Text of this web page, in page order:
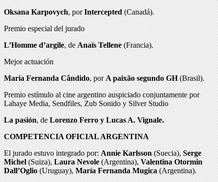
Oksana Karpovych, porIntercepted (Canadá).
Premio especial del jurado
L’Homme d’argile, de Anaïs Tellene (Francia).
Mejor actuación
Maria Fernanda Cândido, porA paixão segundo GH(Brasil).
Premio estímulo al cine argentino auspiciado conjuntamente por
Lahaye Media, Sendfiles, Zub Sonido y Silver Studio
La pasión, de Lorenzo Ferro y Lucas A. Vignale.
COMPETENCIA OFICIAL ARGENTINA
El jurado estuvo integrado por: Annie Karlsson (Suecia), Serge
Michel (Suiza), Laura Nevole (Argentina), Valentina Otormin
Dall’Oglio (Uruguay), María Fernanda Mugica (Argentina).